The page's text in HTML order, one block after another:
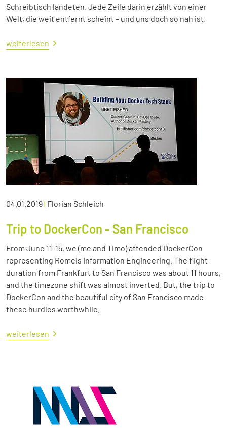
Schreibtisch landeten. Jede Zeile darin erzählt von einer
Welt, die weit entfernt scheint – und uns doch so nah ist.
weiterlesen
04.01.2019| Florian Schleich
Trip to DockerCon - San Francisco
From June 11-15, we (me and Timo) attended DockerCon
representing Romeis Information Engineering. The flight
duration from Frankfurt to San Francisco was about 11 hours,
and the timezone shift was almost inverted. But, the trip to
DockerCon and the beautiful city of San Francisco made
these hurdles worthwhile.
weiterlesen